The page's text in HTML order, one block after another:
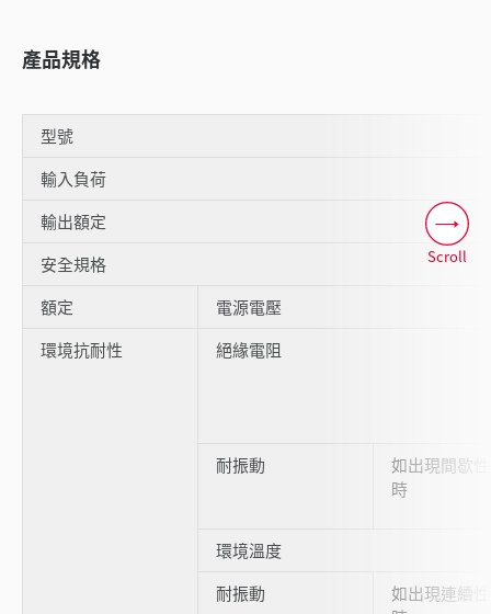
產品規格
型號
輸入負荷
輸出額定
安全規格
額定
電源電壓
環境抗耐性
絕緣電阻
耐振動
如出現間歇
時
環境溫度
耐振動
如出現連續
Scroll